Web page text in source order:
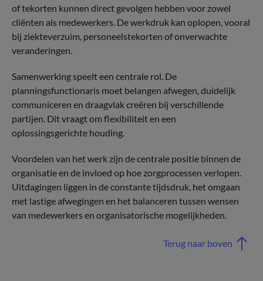
of tekorten kunnen direct gevolgen hebben voor zowel
cliënten als medewerkers. De werkdruk kan oplopen, vooral
bij ziekteverzuim, personeelstekorten of onverwachte
veranderingen.
Samenwerking speelt een centrale rol. De
planningsfunctionaris moet belangen afwegen, duidelijk
communiceren en draagvlak creëren bij verschillende
partijen. Dit vraagt om flexibiliteit en een
oplossingsgerichte houding.
Voordelen van het werk zijn de centrale positie binnen de
organisatie en de invloed op hoe zorgprocessen verlopen.
Uitdagingen liggen in de constante tijdsdruk, het omgaan
met lastige afwegingen en het balanceren tussen wensen
van medewerkers en organisatorische mogelijkheden.
Terug naar boven